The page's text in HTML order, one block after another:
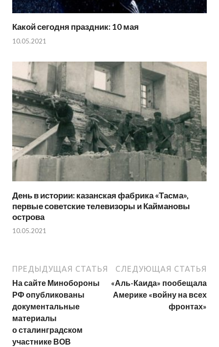
Какой сегодня праздник: 10 мая
10.05.2021
День в истории: казанская фабрика «Тасма»,
первые советские телевизоры и Каймановы
острова
10.05.2021
ПРЕДЫДУЩАЯ СТАТЬЯ
На сайте Минобороны
РФ опубликованы
документальные
материалы
о сталинградском
участнике ВОВ
СЛЕДУЮЩАЯ СТАТЬЯ
«Аль-Каида» пообещала
Америке «войну на всех
фронтах»